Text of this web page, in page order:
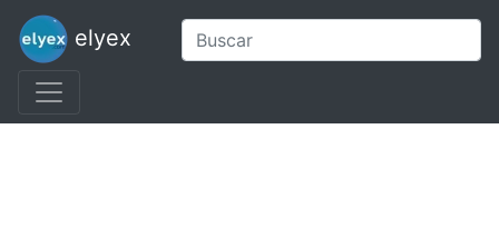
elyex